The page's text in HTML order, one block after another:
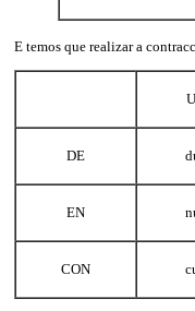
E temos que realizar a
DE
EN
CON